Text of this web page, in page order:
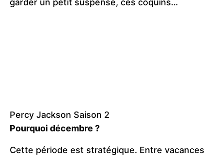
garder un petit suspense, ces coquins…
Percy Jackson Saison 2
Pourquoi décembre ?
Cette période est stratégique. Entre vacances